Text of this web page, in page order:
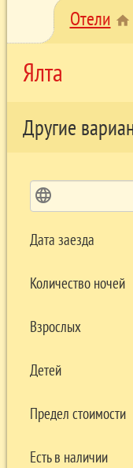
Отели home
Ялта
Другие
language
Дата заезда
Количество ночей
Взрослых
Детей
Предел стоимости
Есть в наличии